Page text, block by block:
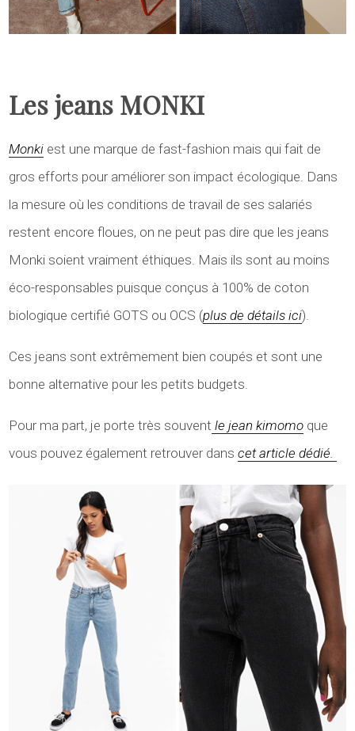
Les jeans MONKI
Monki est une marque de fast-fashion mais qui fait de
gros efforts pour améliorer son impact écologique. Dans
la mesure où les conditions de travail de ses salariés
restent encore floues, on ne peut pas dire que les jeans
Monki soient vraiment éthiques. Mais ils sont au moins
éco-responsables puisque conçus à 100% de coton
biologique certifié GOTS ou OCS (plus de détails ici).
Ces jeans sont extrêmement bien coupés et sont une
bonne alternative pour les petits budgets.
Pour ma part, je porte très souvent le jean kimomo que
vous pouvez également retrouver danscet article dédié.